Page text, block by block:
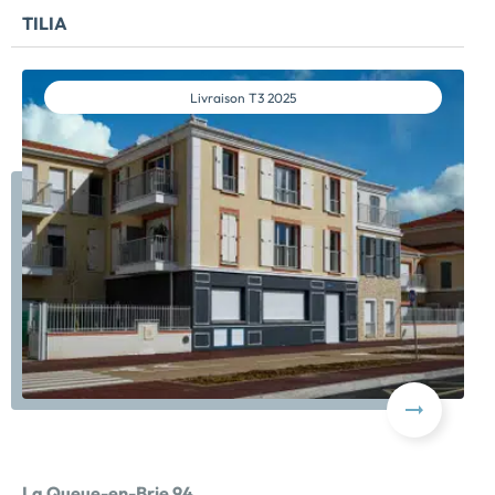
TILIA
Livraison T3 2025